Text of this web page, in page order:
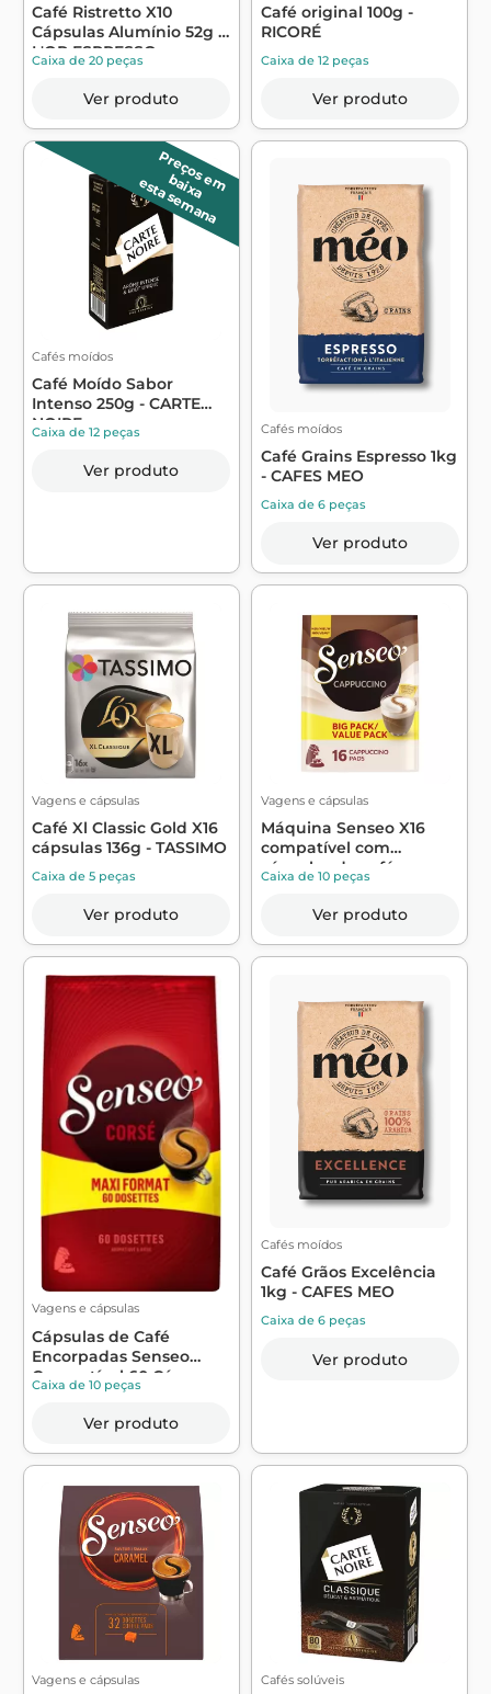
Café Ristretto X10
Cápsulas Alumínio 52g -
L'OR ESPRESSO
Caixa de 20 peças
Ver produto
Café original 100g -
RICORÉ
Caixa de 12 peças
Ver produto
P
r
e
ç
o
s
e
m
b
a
ix
a
esta semana
Cafés moídos
Café Moído Sabor
Intenso 250g - CARTE
NOIRE
Caixa de 12 peças
Ver produto
Cafés moídos
Café Grains Espresso 1kg
- CAFES MEO
Caixa de 6 peças
Ver produto
Vagens e cápsulas
Café Xl Classic Gold X16
cápsulas 136g - TASSIMO
Caixa de 5 peças
Ver produto
Vagens e cápsulas
Máquina Senseo X16
compatível com
cápsulas de café ca...
Caixa de 10 peças
Ver produto
Vagens e cápsulas
Cápsulas de Café
Encorpadas Senseo
Compatível 60 Cáps...
Caixa de 10 peças
Ver produto
Cafés moídos
Café Grãos Excelência
1kg - CAFES MEO
Caixa de 6 peças
Ver produto
Vagens e cápsulas Cafés solúveis